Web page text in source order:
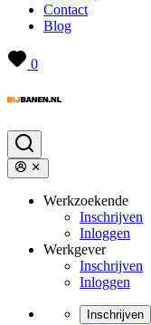
Contact
Blog
0
Werkzoekende
Inschrijven
Inloggen
Werkgever
Inschrijven
Inloggen
Inschrijven